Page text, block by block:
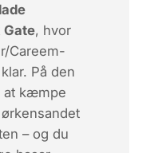
Gate, hvor
Careem-
På den
at kæmpe
– og du